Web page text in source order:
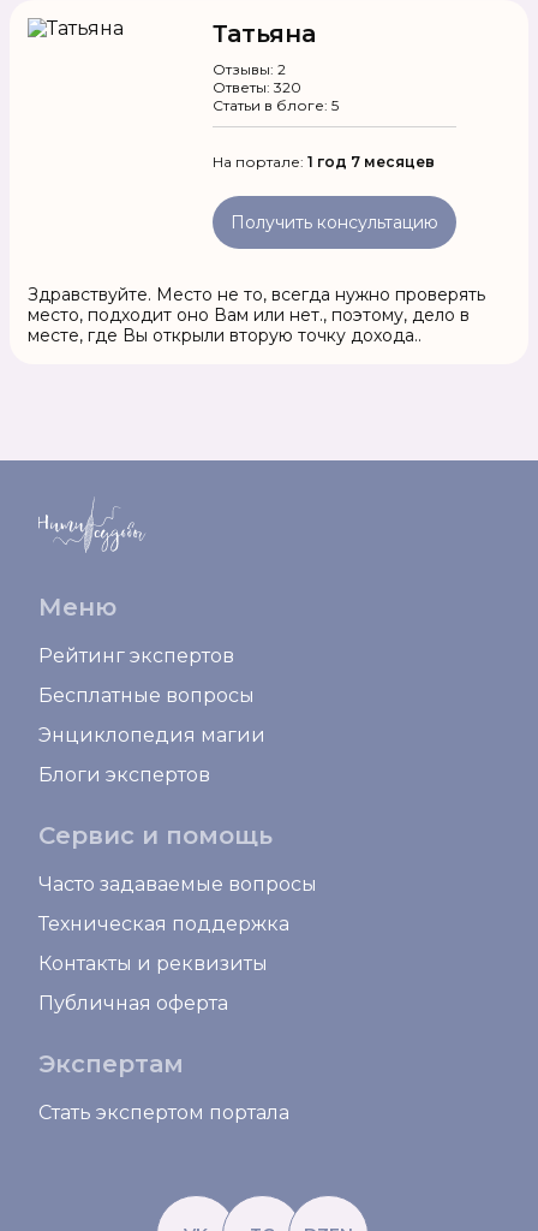
Татьяна
Отзывы: 2
Ответы: 320
Статьи в блоге: 5
На портале: 1 год 7 месяцев
Получить консультацию
Здравствуйте. Место не то, всегда нужно проверять
место, подходит оно Вам или нет., поэтому, дело в
месте, где Вы открыли вторую точку дохода..
Меню
Рейтинг экспертов
Бесплатные вопросы
Энциклопедия магии
Блоги экспертов
Сервис и помощь
Часто задаваемые вопросы
Техническая поддержка
Контакты и реквизиты
Публичная оферта
Экспертам
Стать экспертом портала